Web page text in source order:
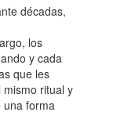
décadas,
los
y cada
que les
ritual y
una forma